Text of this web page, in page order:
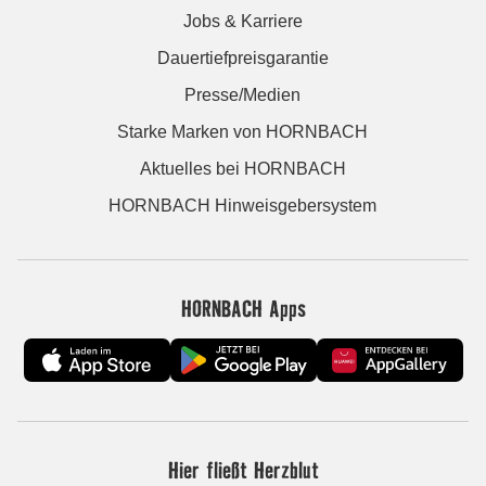
Jobs & Karriere
Dauertiefpreisgarantie
Presse/Medien
Starke Marken von HORNBACH
Aktuelles bei HORNBACH
HORNBACH Hinweisgebersystem
HORNBACH Apps
Hier fließt Herzblut